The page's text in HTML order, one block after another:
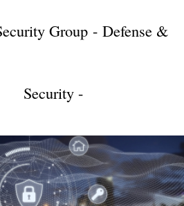
Group- Defense &
Security -